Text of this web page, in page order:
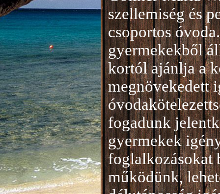
szellemiség és
csoportos
gyermekekből
kortól ajánlja a
megnövekedett
fogadunk
gyermekek
foglalkozásokat
működünk,